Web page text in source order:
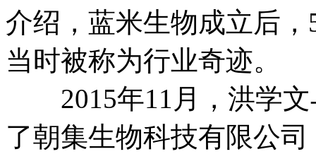
介绍，蓝米生物成立后
当时被称为行业奇迹。
2015年11月，洪学文
了朝集生物科技有限公